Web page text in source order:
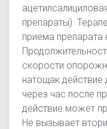
препараты).
приема препарата
скорости
натощак действие
через час после
действие может
Не вызывает